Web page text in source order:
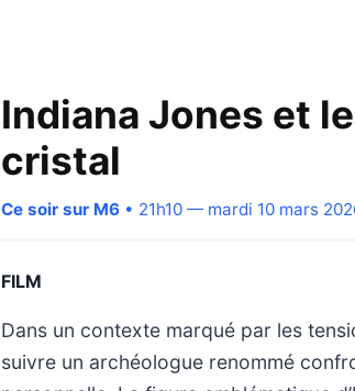
Indiana Jones et
cristal
Ce soir sur M6 • 21h10 — mardi 10 mars
FILM
Dans un contexte marqué par les
suivre un archéologue renommé